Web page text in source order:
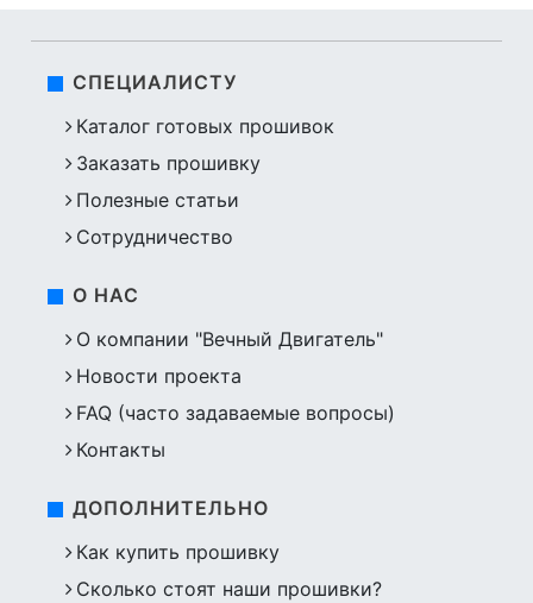
СПЕЦИАЛИСТУ
Каталог готовых прошивок
Заказать прошивку
Полезные статьи
Сотрудничество
О НАС
О компании "Вечный Двигатель"
Новости проекта
FAQ (часто задаваемые вопросы)
Контакты
ДОПОЛНИТЕЛЬНО
Как купить прошивку
Сколько стоят наши прошивки?